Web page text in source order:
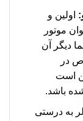
اولین و
موتور
دیگر آن
در
است
باشد.
به درستی